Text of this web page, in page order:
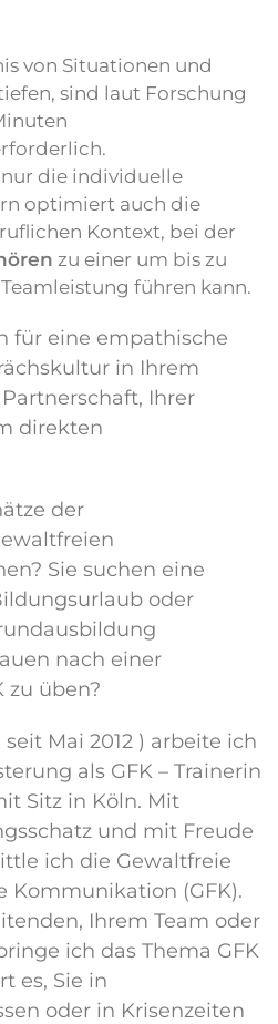
von Situationen und
sind laut Forschung
die individuelle
optimiert auch die
Kontext, bei der
zu einer um bis zu
führen kann.
für eine empathische
in Ihrem
Ihrer
direkten
der
Sie suchen eine
oder
nach einer
zu üben?
Mai 2012 ) arbeite ich
als GFK – Trainerin
Sitz in Köln. Mit
und mit Freude
ich die Gewaltfreie
Kommunikation (GFK).
Ihrem Team oder
ich das Thema GFK
es, Sie in
oder in Krisenzeiten